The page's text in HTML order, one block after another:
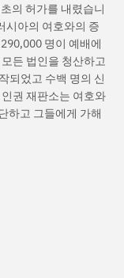
의 허가를 내렸습니
시아의 여호와의 증
명이 예배에
든 법인을 청산하고
되었고 수백 명의 신
권 재판소는 여호와
하고 그들에게 가해